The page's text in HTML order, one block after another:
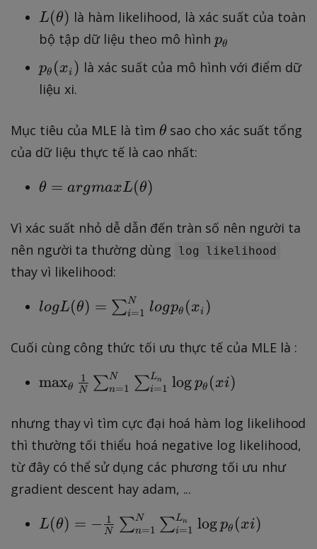
t
}
(
x
h
a
)
)
=
o
d
_
{i
^
p
_
{
\
t
L
(
t
h
t
a
)
L(θ) là hàm likelihood, là xác suất của toàn
bộ tập dữ liệu theo mô hình p
{
h
pθ
p
_
\
t
h
e
t
}
(
x
{
}
pθ (xi ) là xác suất của mô hình với điểm dữ
liệu xi.
Mục tiêu của MLE là tìm \
t
a
θ sao cho xác suất tổng
của dữ liệu thực tế là cao nhất:
\
h
t
a
=
a
g
a
L
(
\
t
h
e
θ = argmaxL(θ)
Vì xác suất nhỏ dễ dẫn đến tràn số nên người ta
nên người ta thường dùng
log likelihood
thay vì likelihood:
lo
L
\
e
t
a
)
\
logL(θ) = ∑i=1
N logpθ (xi )
Cuối cùng công thức tối ưu thực tế của MLE là :
\
a
x
_
{
\
h
maxθ N
1 ∑n=1
N ∑i=1
Ln log pθ (xi)
nhưng thay vì tìm cực đại hoá hàm log likelihood
thì thường tối thiểu hoá negative log likelihood,
từ đây có thể sử dụng các phương tối ưu như
gradient descent hay adam, ...
L
L(θ) = − N
1 ∑n=1
N ∑i=1
Ln log pθ (xi)